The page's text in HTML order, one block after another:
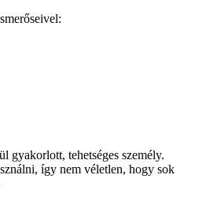
gyakorlott, tehetséges személy.
így nem véletlen, hogy sok